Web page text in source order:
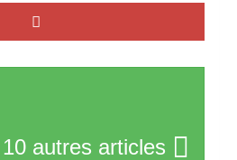
autres articles